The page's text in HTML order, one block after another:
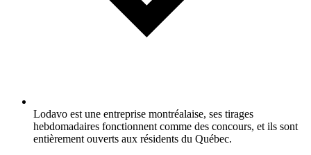
Lodavo est une entreprise montréalaise, ses tirages
hebdomadaires fonctionnent comme des concours, et ils sont
entièrement ouverts aux résidents du Québec.